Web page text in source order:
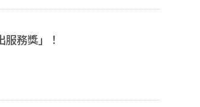
務獎」！